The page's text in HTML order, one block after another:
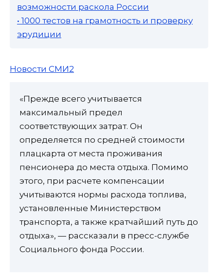
возможности раскола России
• 1000 тестов на грамотность и проверку
эрудиции
Новости СМИ2
«Прежде всего учитывается
максимальный предел
соответствующих затрат. Он
определяется по средней стоимости
плацкарта от места проживания
пенсионера до места отдыха. Помимо
этого, при расчете компенсации
учитываются нормы расхода топлива,
установленные Министерством
транспорта, а также кратчайший путь до
отдыха», — рассказали в пресс-службе
Социального фонда России.